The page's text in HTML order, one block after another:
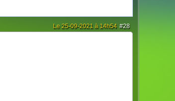
#28
Le 25-09-2021 à 14h54